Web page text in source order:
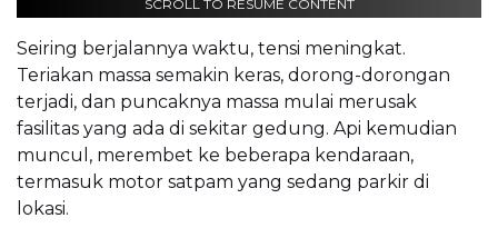
SCROLL TO RESUME CONTENT
Seiring berjalannya waktu, tensi meningkat.
Teriakan massa semakin keras, dorong-dorongan
terjadi, dan puncaknya massa mulai merusak
fasilitas yang ada di sekitar gedung. Api kemudian
muncul, merembet ke beberapa kendaraan,
termasuk motor satpam yang sedang parkir di
lokasi.